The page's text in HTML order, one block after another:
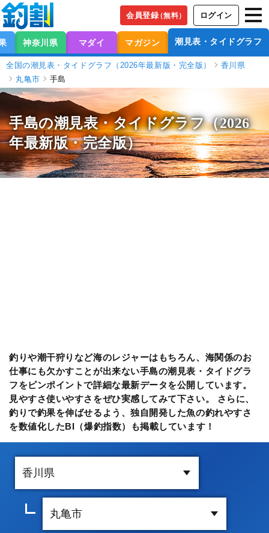
会員登録（無料） ログイン
神奈川県 マダイ マガジン 潮見表・タイドグラフ
全国の潮見表・タイドグラフ（2026年最新版・完全版）
香川県
丸亀市
手島
手島の潮見表・タイドグラフ（2026
年最新版・完全版）
釣りや潮干狩りなど海のレジャーはもちろん、海関係のお
仕事にも欠かすことが出来ない手島の潮見表・タイドグラ
フをピンポイントで詳細な最新データを公開しています。
見やすさ使いやすさをぜひ実感してみて下さい。 さらに、
釣りで釣果を伸ばせるよう、独自開発した魚の釣れやすさ
を数値化したBI（爆釣指数）も掲載しています！